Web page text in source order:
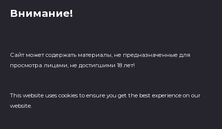
Внимание!
Сайт может содержать материалы, не предназначенные для
просмотра лицами, не достигшими 18 лет!
This website uses cookies to ensure you get the best experience on our
website.